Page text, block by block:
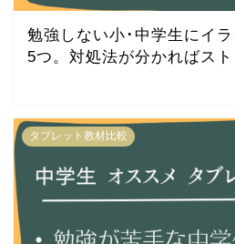
勉強しない小･中学生にイ
5つ。対処法が分かればス
タブレット教材比較